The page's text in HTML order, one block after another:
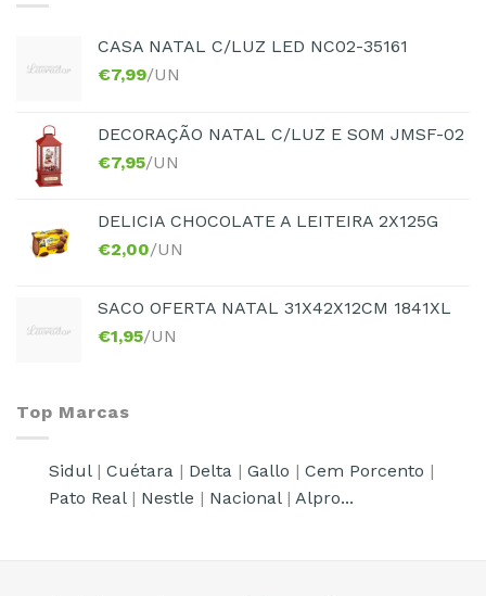
CASA NATAL C/LUZ LED NC02-35161
€7,99/UN
DECORAÇÃO NATAL C/LUZ E SOM JMSF-02
€7,95/UN
DELICIA CHOCOLATE A LEITEIRA 2X125G
€2,00/UN
SACO OFERTA NATAL 31X42X12CM 1841XL
€1,95/UN
Top Marcas
Sidul| Cuétara | Delta | Gallo | Cem Porcento |
Pato Real| Nestle | Nacional| Alpro...